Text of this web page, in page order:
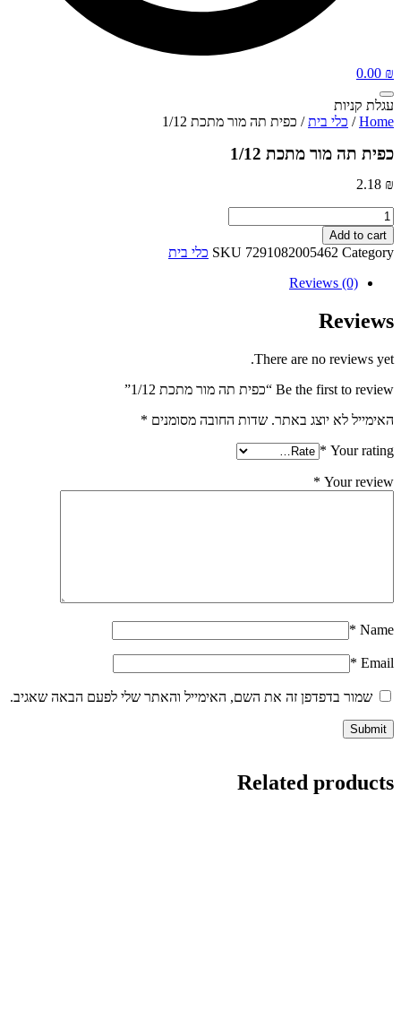
0.00 ₪
עגלת קניות
Home
/ כלי בית/ כפית תה מור מתכת 1/12
כפית תה מור מתכת 1/12
2.18 ₪
כפית
תה
מור
מתכת
1/12
quantity
Add to cart
SKU 7291082005462 Category
כלי בית
Reviews (0)
Reviews
There are no reviews yet.
Be the first to review “כפית תה מור מתכת 1/12”
האימייל לא יוצג באתר. שדות החובה מסומנים *
Your rating
*
Your review
*
Name
*
Email
*
שמור בדפדפן זה את השם, האימייל והאתר שלי לפעם הבאה שאגיב.
Related products